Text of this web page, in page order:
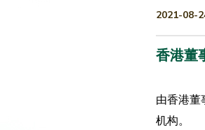
2021-08-
香港董
由香港
机构。